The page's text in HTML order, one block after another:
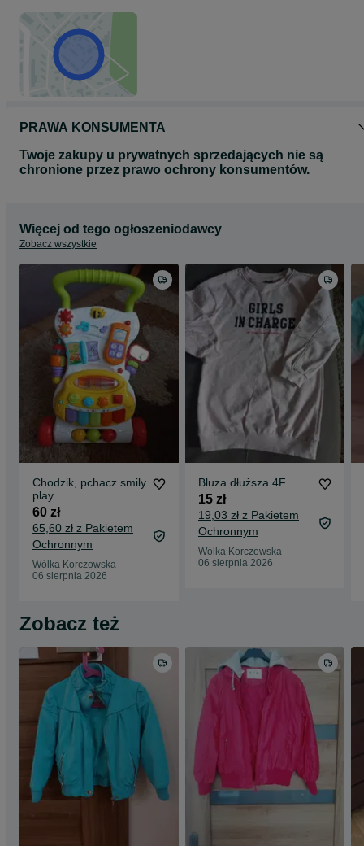
PRAWA KONSUMENTA
Twoje zakupy u prywatnych sprzedających nie są
chronione przez prawo ochrony konsumentów.
Więcej od tego ogłoszeniodawcy
Zobacz wszystkie
Chodzik, pchacz smily
play
60 zł
65,60 zł z Pakietem
Ochronnym
Wólka Korczowska
06 sierpnia 2026
Bluza dłuższa 4F
15 zł
19,03 zł z Pakietem
Ochronnym
Wólka Korczowska
06 sierpnia 2026
Zobacz też